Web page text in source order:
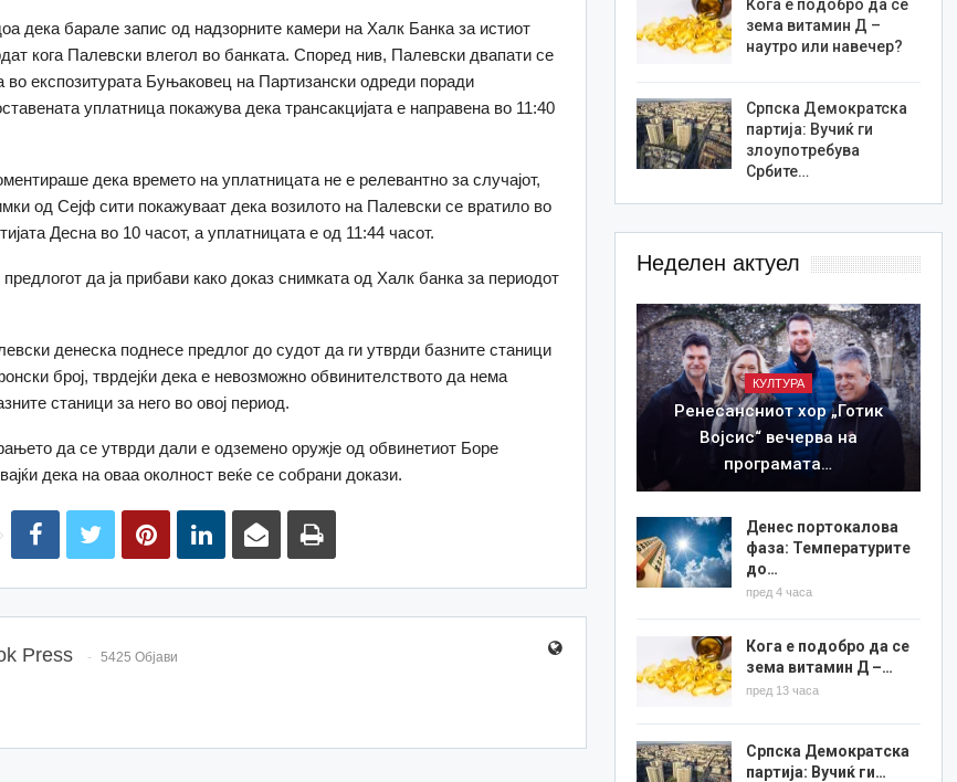
дека барале запис од надзорните камери на Халк Банка за истиот
кога Палевски влегол во банката. Според нив, Палевски двапати се
во експозитурата Буњаковец на Партизански одреди поради
уплатница покажува дека трансакцијата е направена во 11:40
дека времето на уплатницата не е релевантно за случајот,
од Сејф сити покажуваат дека возилото на Палевски се вратило во
Десна во 10 часот, а уплатницата е од 11:44 часот.
да ја прибави како доказ снимката од Халк банка за периодот
денеска поднесе предлог до судот да ги утврди базните станици
број, тврдејќи дека е невозможно обвинителството да нема
станици за него во овој период.
да се утврди дали е одземено оружје од обвинетиот Боре
дека на оваа околност веќе се собрани докази.
Press 5425 Објави
Кога е подобро да се
зема витамин Д –
наутро или навечер?
Српска Демократска
партија: Вучиќ ги
злоупотребува
Србите…
Неделен актуел
КУЛТУРА
Ренесансниот хор „Готик
Војсис“ вечерва на
програмата…
Денес портокалова
фаза: Температурите
до…
пред 4 часа
Кога е подобро да се
зема витамин Д –…
пред 13 часа
Српска Демократска
партија: Вучиќ ги…